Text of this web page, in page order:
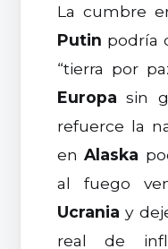
La cumbre
Putin podría
“tierra por
Europa sin
refuerce la
enAlaska
al fuego
Ucrania y
real de